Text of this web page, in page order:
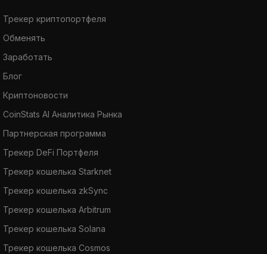
Трекер криптопортфеля
Обменять
Заработать
Блог
Криптоновости
CoinStats AI Аналитика Рынка
Партнерская программа
Трекер DeFi Портфеля
Трекер кошелька Starknet
Трекер кошелька zkSync
Трекер кошелька Arbitrum
Трекер кошелька Solana
Трекер кошелька Cosmos